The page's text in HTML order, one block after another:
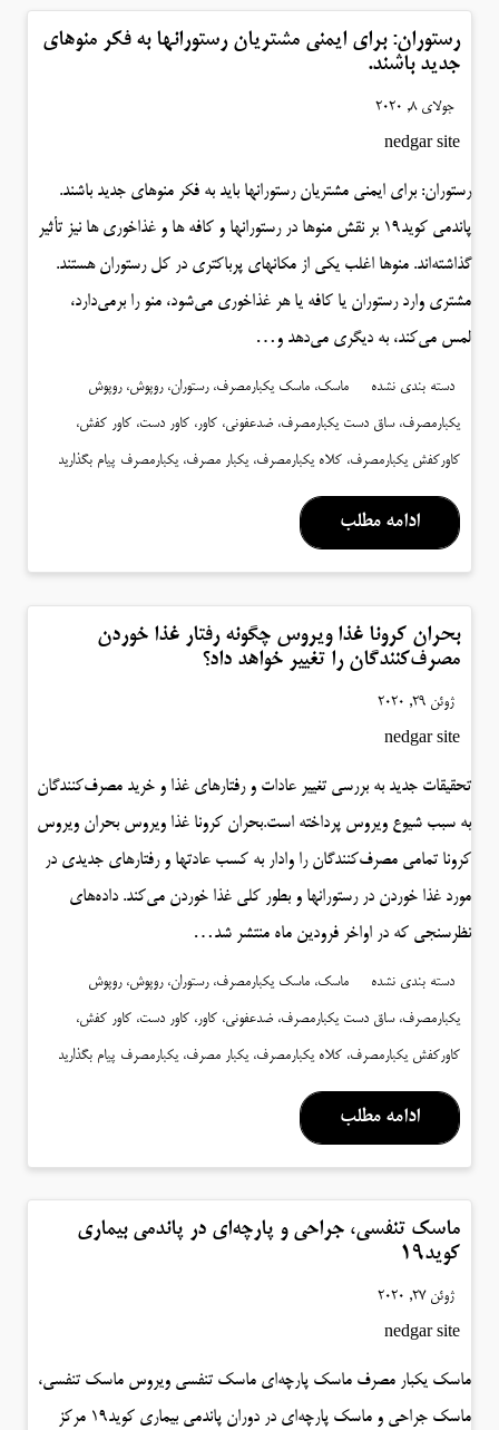
رستوران: برای ایمنی مشتریان رستورانها به فکر منوهای
جدید باشند.
جولای 8, 2020
nedgar site
رستوران: برای ایمنی مشتریان رستورانها باید به فکر منوهای جدید باشند.
پاندمی کوید۱۹ بر نقش منوها در رستورانها و کافه ها و غذاخوری ها نیز تأثیر
گذاشته‌اند. منوها اغلب یکی از مکانهای پرباکتری در کل رستوران هستند.
مشتری وارد رستوران یا کافه یا هر غذاخوری می‌شود، منو را برمی‌دارد،
لمس می‌کند، به دیگری می‌دهد و…
دسته بندی نشده ماسک، ماسک یکبارمصرف، رستوران، روپوش، روپوش
یکبارمصرف، ساق دست یکبارمصرف، ضدعفونی، کاور، کاور دست، کاور کفش،
کاورکفش یکبارمصرف، کلاه یکبارمصرف، یکبار مصرف، یکبارمصرف پیام بگذارید
ادامه مطلب
بحران کرونا غذا ویروس چگونه رفتار غذا خوردن
مصرف‌کنندگان را تغییر خواهد داد؟
ژوئن 29, 2020
nedgar site
تحقیقات جدید به بررسی تغییر عادات و رفتارهای غذا و خرید مصرف‌کنندگان
به سبب شیوع ویروس پرداخته است.بحران کرونا غذا ویروس بحران ویروس
کرونا تمامی مصرف‌کنندگان را وادار به کسب عادتها و رفتارهای جدیدی در
مورد غذا خوردن در رستورانها و بطور کلی غذا خوردن می‌کند. داده‌های
نظرسنجی که در اواخر فرودین ماه منتشر شد…
دسته بندی نشده ماسک، ماسک یکبارمصرف، رستوران، روپوش، روپوش
یکبارمصرف، ساق دست یکبارمصرف، ضدعفونی، کاور، کاور دست، کاور کفش،
کاورکفش یکبارمصرف، کلاه یکبارمصرف، یکبار مصرف، یکبارمصرف پیام بگذارید
ادامه مطلب
ماسک تنفسی، جراحی و پارچه‌ای در پاندمی بیماری
کوید۱۹
ژوئن 27, 2020
nedgar site
ماسک‌ یکبار مصرف ماسک‌ پارچه‌ای ماسک‌ تنفسی ویروس ماسک تنفسی،
ماسک جراحی و ماسک پارچه‌ای در دوران پاندمی بیماری کوید۱۹ مرکز